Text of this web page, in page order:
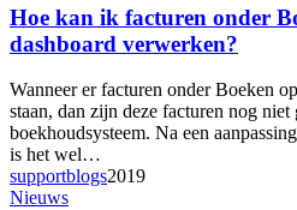
ik
facturen
onder
op
het
dashboard
verwerken?
Hoe kan ik facturen onder
dashboard verwerken?
Wanneer er facturen onder Boeken
staan, dan zijn deze facturen nog niet
boekhoudsysteem. Na een
is het wel…
supportblogs2019
Dit
Nieuws